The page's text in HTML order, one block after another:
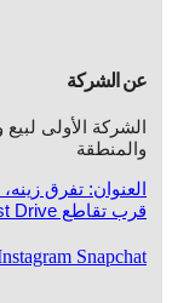
عن الشركة
الشركة الأولى لبيع
والمنطقة
العنوان: تفرق
قرب تقاطع Best Drive
Snapchat